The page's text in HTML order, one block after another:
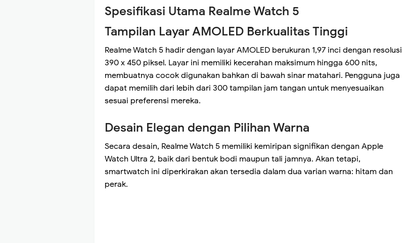
Spesifikasi Utama Realme Watch 5
Tampilan Layar AMOLED Berkualitas Tinggi
Realme Watch 5 hadir dengan layar AMOLED berukuran 1,97 inci dengan resolusi
390 x 450 piksel. Layar ini memiliki kecerahan maksimum hingga 600 nits,
membuatnya cocok digunakan bahkan di bawah sinar matahari. Pengguna juga
dapat memilih dari lebih dari 300 tampilan jam tangan untuk menyesuaikan
sesuai preferensi mereka.
Desain Elegan dengan Pilihan Warna
Secara desain, Realme Watch 5 memiliki kemiripan signifikan dengan Apple
Watch Ultra 2, baik dari bentuk bodi maupun tali jamnya. Akan tetapi,
smartwatch ini diperkirakan akan tersedia dalam dua varian warna: hitam dan
perak.